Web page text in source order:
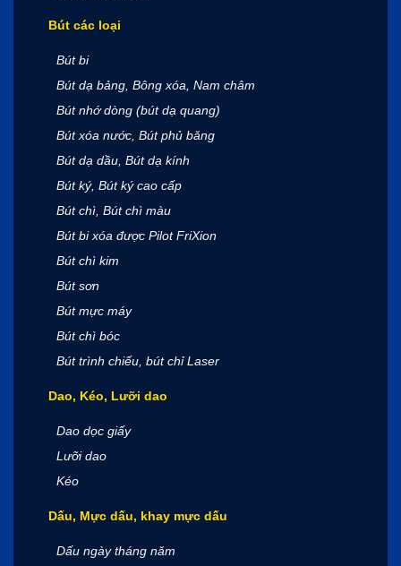
Bút các loại
Bút bi
Bút dạ bảng, Bông xóa, Nam châm
Bút nhớ dòng (bút dạ quang)
Bút xóa nước, Bút phủ băng
Bút dạ dầu, Bút dạ kính
Bút ký, Bút ký cao cấp
Bút chì, Bút chì màu
Bút bi xóa được Pilot FriXion
Bút chì kim
Bút sơn
Bút mực máy
Bút chì bóc
Bút trình chiếu, bút chỉ Laser
Dao, Kéo, Lưỡi dao
Dao dọc giấy
Lưỡi dao
Kéo
Dấu, Mực dấu, khay mực dấu
Dấu ngày tháng năm